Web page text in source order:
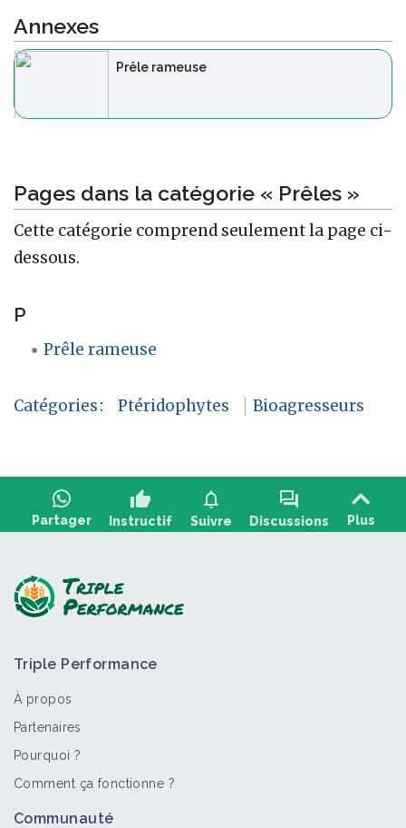
Annexes
Prêle rameuse
Pages dans la catégorie « Prêles »
Cette catégorie comprend seulement la page ci-
dessous.
P
Prêle rameuse
Catégories: Ptéridophytes Bioagresseurs
Partager
thumb_up
Instructif
notifications
Suivre
forum
Discussions Plus
Triple Performance
À propos
Partenaires
Pourquoi ?
Comment ça fonctionne ?
Communauté